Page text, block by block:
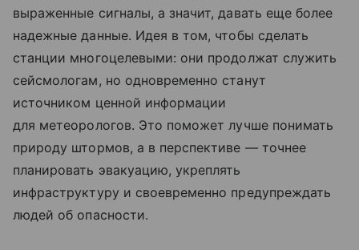
выраженные сигналы, а значит, давать еще более
надежные данные. Идея в том, чтобы сделать
станции многоцелевыми: они продолжат служить
сейсмологам, но одновременно станут
источником ценной информации
для метеорологов. Это поможет лучше понимать
природу штормов, а в перспективе — точнее
планировать эвакуацию, укреплять
инфраструктуру и своевременно предупреждать
людей об опасности.